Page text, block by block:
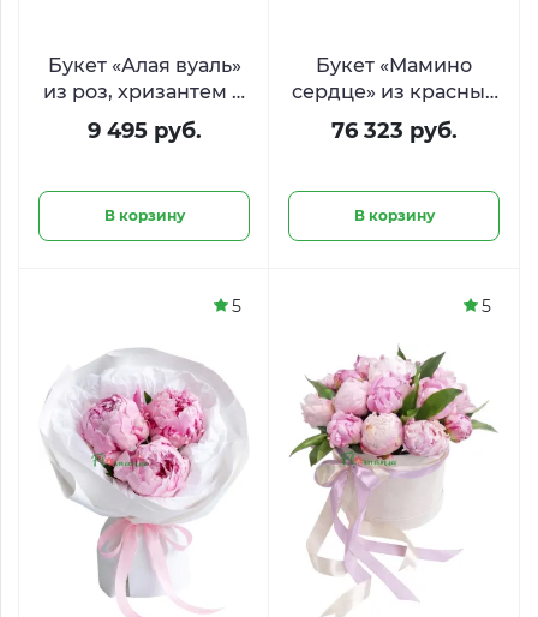
Букет «Алая вуаль»
из роз, хризантем и
гиперикума
9 495 руб.
В корзину
Букет «Мамино
сердце» из красных
и белых роз
76 323 руб.
В корзину
5 5